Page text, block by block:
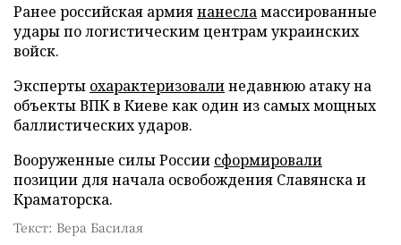
Ранее российская армиянанесламассированные
удары по логистическим центрам украинских
войск.
Эксперты охарактеризовалинедавнюю атаку на
объекты ВПК в Киеве как один из самых мощных
баллистических ударов.
Вооруженные силы России сформировали
позиции для начала освобождения Славянска и
Краматорска.
Текст: Вера Басилая